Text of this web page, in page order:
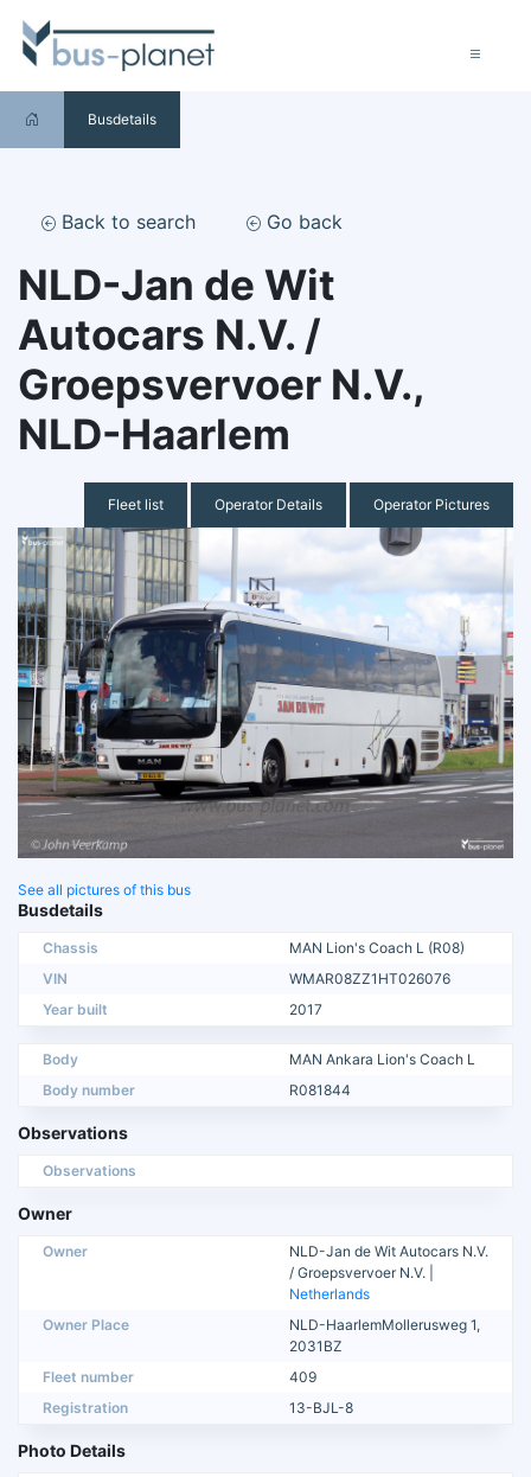
Busdetails
Back to search Go back
NLD-Jan de Wit
Autocars N.V. /
Groepsvervoer N.V.,
NLD-Haarlem
Fleet list Operator Details Operator Pictures
See all pictures of this bus
Busdetails
Chassis
MAN Lion's Coach L (R08)
VIN
WMAR08ZZ1HT026076
Year built
2017
Body
MAN Ankara Lion's Coach L
Body number
R081844
Observations
Observations
Owner
Owner
NLD-Jan de Wit Autocars N.V.
/ Groepsvervoer N.V. |
Netherlands
Owner Place
NLD-HaarlemMollerusweg 1,
2031BZ
Fleet number
409
Registration
13-BJL-8
Photo Details